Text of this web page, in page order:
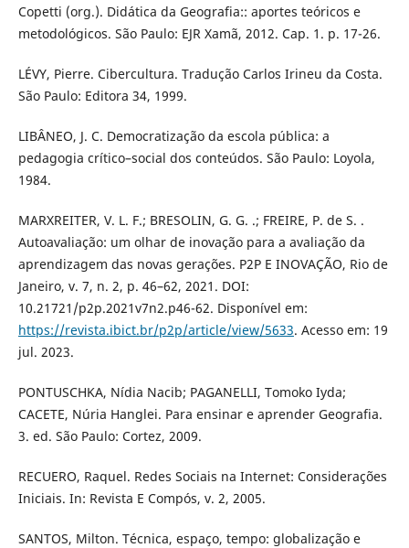
Copetti (org.). Didática da Geografia:: aportes teóricos e
metodológicos. São Paulo: EJR Xamã, 2012. Cap. 1. p. 17-26.
LÉVY, Pierre. Cibercultura. Tradução Carlos Irineu da Costa.
São Paulo: Editora 34, 1999.
LIBÂNEO, J. C. Democratização da escola pública: a
pedagogia crítico–social dos conteúdos. São Paulo: Loyola,
1984.
MARXREITER, V. L. F.; BRESOLIN, G. G. .; FREIRE, P. de S. .
Autoavaliação: um olhar de inovação para a avaliação da
aprendizagem das novas gerações. P2P E INOVAÇÃO, Rio de
Janeiro, v. 7, n. 2, p. 46–62, 2021. DOI:
10.21721/p2p.2021v7n2.p46-62. Disponível em:
https://revista.ibict.br/p2p/article/view/5633. Acesso em: 19
jul. 2023.
PONTUSCHKA, Nídia Nacib; PAGANELLI, Tomoko Iyda;
CACETE, Núria Hanglei. Para ensinar e aprender Geografia.
3. ed. São Paulo: Cortez, 2009.
RECUERO, Raquel. Redes Sociais na Internet: Considerações
Iniciais. In: Revista E Compós, v. 2, 2005.
SANTOS, Milton. Técnica, espaço, tempo: globalização e